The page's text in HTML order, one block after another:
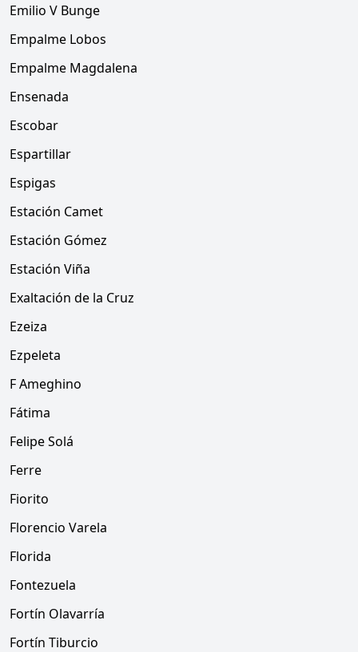
Emilio V Bunge
Empalme Lobos
Empalme Magdalena
Ensenada
Escobar
Espartillar
Espigas
Estación Camet
Estación Gómez
Estación Viña
Exaltación de la Cruz
Ezeiza
Ezpeleta
F Ameghino
Fátima
Felipe Solá
Ferre
Fiorito
Florencio Varela
Florida
Fontezuela
Fortín Olavarría
Fortín Tiburcio